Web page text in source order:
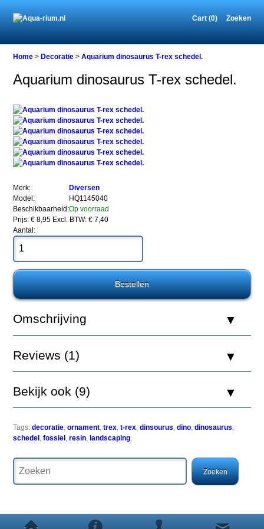
Cart (0) Zoeken
Home
Aquarium
dinosaurus
T-
rex
schedel.
Aquarium
dinosaurus
T-
rex
Het
van
Tyrannosaurus
werd
in
1905
werd
typesoort
van
Home >Decoratie >Aquarium dinosaurus T-rex schedel.
Aquarium dinosaurus T-rex schedel.
Merk:
Diversen
Model:
HQ1145040
Beschikbaarheid:Op voorraad
Prijs: € 8,95 Excl. BTW: € 7,40
Aantal:
Omschrijving
Reviews (1)
Bekijk ook (9)
Tags: decoratie,ornament,trex,t-rex,dinsourus,dino,dinosaurus,
schedel ,fossiel ,resin, landscaping,